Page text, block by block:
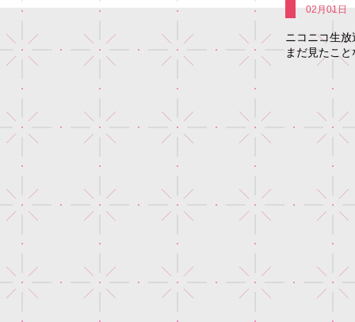
02月01日
ニコニコ生
まだ見たこ